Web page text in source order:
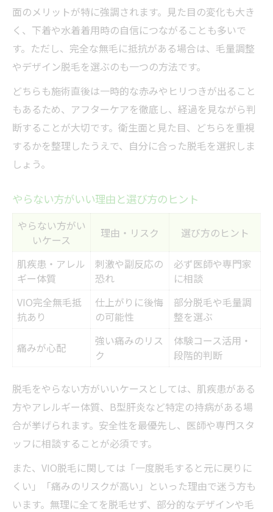
面のメリットが特に強調されます。見た目の変化も大き
く、下着や水着着用時の自信につながることも多いで
す。ただし、完全な無毛に抵抗がある場合は、毛量調整
やデザイン脱毛を選ぶのも一つの方法です。
どちらも施術直後は一時的な赤みやヒリつきが出ること
もあるため、アフターケアを徹底し、経過を見ながら判
断することが大切です。衛生面と見た目、どちらを重視
するかを整理したうえで、自分に合った脱毛を選択しま
しょう。
やらない方がいい理由と選び方のヒント
やらない方がい
いケース
理由・リスク 選び方のヒント
肌疾患・アレル
ギー体質
刺激や副反応の
恐れ
必ず医師や専門家
に相談
VIO完全無毛抵
抗あり
仕上がりに後悔
の可能性
部分脱毛や毛量調
整を選ぶ
痛みが心配
強い痛みのリス
ク
体験コース活用・
段階的判断
脱毛をやらない方がいいケースとしては、肌疾患がある
方やアレルギー体質、B型肝炎など特定の持病がある場
合が挙げられます。安全性を最優先し、医師や専門スタ
ッフに相談することが必須です。
また、VIO脱毛に関しては「一度脱毛すると元に戻りに
くい」「痛みのリスクが高い」といった理由で迷う方も
います。無理に全てを脱毛せず、部分的なデザインや毛